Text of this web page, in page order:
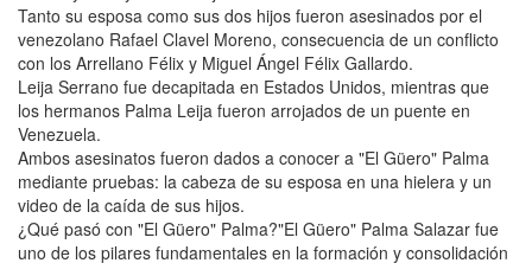
Tanto su esposa como sus dos hijos fueron asesinados por el
venezolano Rafael Clavel Moreno, consecuencia de un conflicto
con los Arrellano Félix y Miguel Ángel Félix Gallardo.
Leija Serrano fue decapitada en Estados Unidos, mientras que
los hermanos Palma Leija fueron arrojados de un puente en
Venezuela.
Ambos asesinatos fueron dados a conocer a "El Güero" Palma
mediante pruebas: la cabeza de su esposa en una hielera y un
video de la caída de sus hijos.
¿Qué pasó con "El Güero" Palma?"El Güero" Palma Salazar fue
uno de los pilares fundamentales en la formación y consolidación